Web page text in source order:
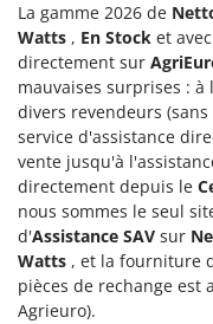
La gamme 2026 de
Watts , En Stock et avec
directement sur
mauvaises surprises :
divers revendeurs
service d'assistance
vente jusqu'à
directement depuis le
nous sommes le seul
d'Assistance SAV sur
Watts , et la fourniture
pièces de rechange est
Agrieuro).